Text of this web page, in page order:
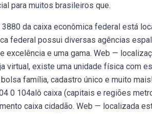
para muitos brasileiros que.
da caixa econômica federal está
federal possui diversas agências
e uma gama. Web —
virtual, existe uma unidade física com
família, cadastro único e muito
0 104alô caixa (capitais e regiões
caixa cidadão. Web — localizada